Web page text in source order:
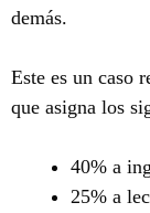
demás.
Este es un caso
que asigna los
40% a
25% a